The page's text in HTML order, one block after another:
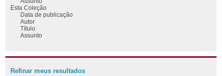
Esta Coleção
Data de publicação
Autor
Título
Assunto
Refinar meus resultados